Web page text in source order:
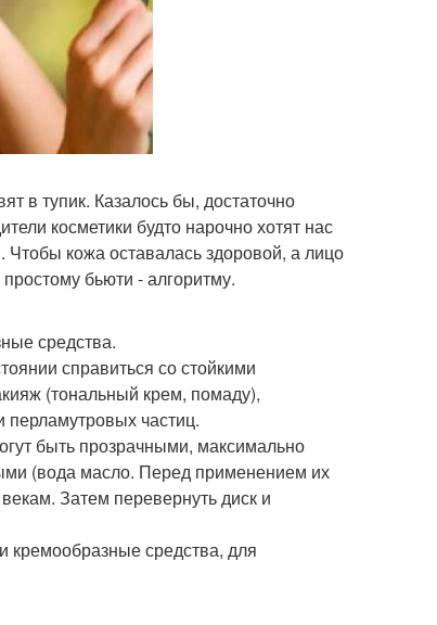
в тупик. Казалось бы, достаточно
косметики будто нарочно хотят нас
Чтобы кожа оставалась здоровой, а лицо
бьюти - алгоритму.
средства.
справиться со стойкими
(тональный крем, помаду),
частиц.
быть прозрачными, максимально
(вода масло. Перед применением их
Затем перевернуть диск и
кремообразные средства, для